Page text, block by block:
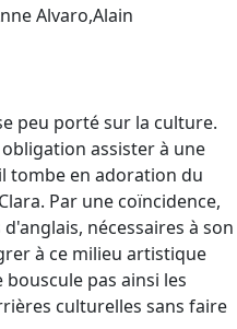
Alvaro,Alain
peu porté sur la culture.
assister à une
tombe en adoration du
Par une coïncidence,
nécessaires à son
à ce milieu artistique
pas ainsi les
culturelles sans faire